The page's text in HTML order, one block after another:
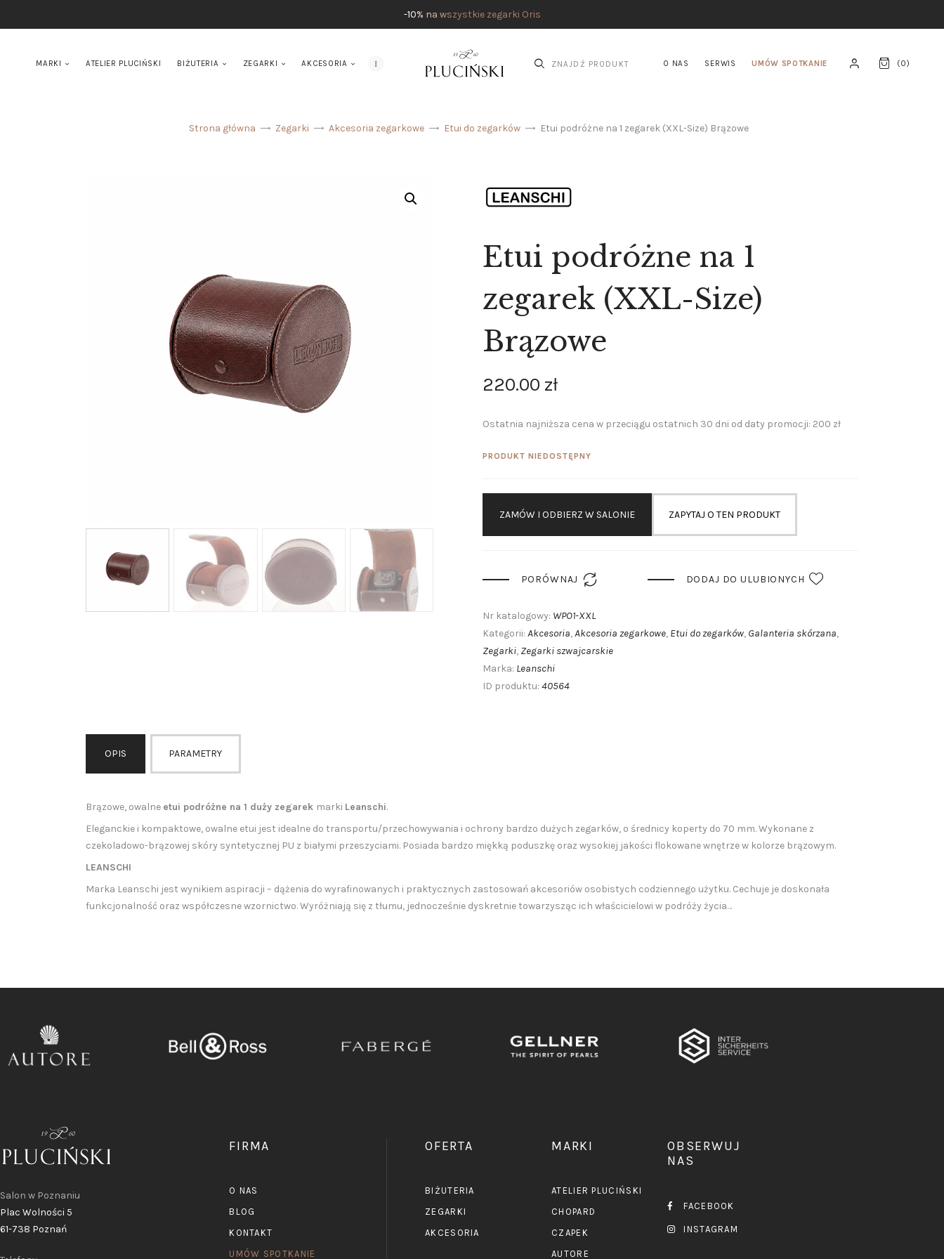
-10% na wszystkie zegarki Oris
MARKI ATELIER PLUCIŃSKI BIŻUTERIA ZEGARKI AKCESORIA O NAS SERWIS UMÓW SPOTKANIE (0)
STRONA GŁÓWNA
SKLEP
ATELIER PLUCIŃSKI
BLOG
KONTAKT
Strona główna Zegarki Akcesoria zegarkowe Etui do zegarków Etui podróżne na 1 zegarek (XXL-Size) Brązowe
Etui podróżne na 1
zegarek (XXL-Size)
Brązowe
220.00 zł
Ostatnia najniższa cena w przeciągu ostatnich 30 dni od daty promocji: 200 zł
PRODUKT NIEDOSTĘPNY
ZAMÓW I ODBIERZ W SALONIE ZAPYTAJ O TEN PRODUKT
PORÓWNAJ  DODAJ DO ULUBIONYCH
Nr katalogowy: WPO1-XXL
Kategorii: Akcesoria,Akcesoria zegarkowe, Etui do zegarków, Galanteria skórzana,
Zegarki, Zegarki szwajcarskie
Marka: Leanschi
ID produktu: 40564
OPIS PARAMETRY
Brązowe, owalne etui podróżne na 1 duży zegarek marki Leanschi.
Eleganckie i kompaktowe, owalne etui jest idealne do transportu/przechowywania i ochrony bardzo dużych zegarków, o średnicy koperty do 70 mm. Wykonane z
czekoladowo-brązowej skóry syntetycznej PU z białymi przeszyciami. Posiada bardzo miękką poduszkę oraz wysokiej jakości flokowane wnętrze w kolorze brązowym.
LEANSCHI
Marka Leanschi jest wynikiem aspiracji – dążenia do wyrafinowanych i praktycznych zastosowań akcesoriów osobistych codziennego użytku. Cechuje je doskonała
funkcjonalność oraz współczesne wzornictwo. Wyróżniają się z tłumu, jednocześnie dyskretnie towarzysząc ich właścicielowi w podróży życia…
Salon w Poznaniu
Plac Wolności 5
61-738 Poznań
FIRMA
O NAS
BLOG
KONTAKT
UMÓW SPOTKANIE
OFERTA
BIŻUTERIA
ZEGARKI
AKCESORIA
MARKI
ATELIER PLUCIŃSKI
CHOPARD
CZAPEK
AUTORE
OBSERWUJ
NAS
FACEBOOK
INSTAGRAM